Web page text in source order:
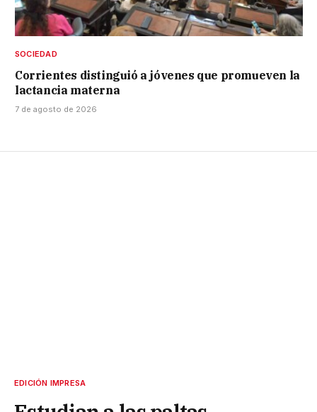
SOCIEDAD
Corrientes distinguió a jóvenes que promueven la
lactancia materna
7 de agosto de 2026
EDICIÓN IMPRESA